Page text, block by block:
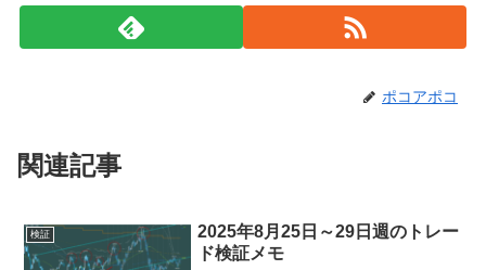
ポコアポコ
関連記事
検証
2025年8月25日～29日週のトレー
ド検証メモ